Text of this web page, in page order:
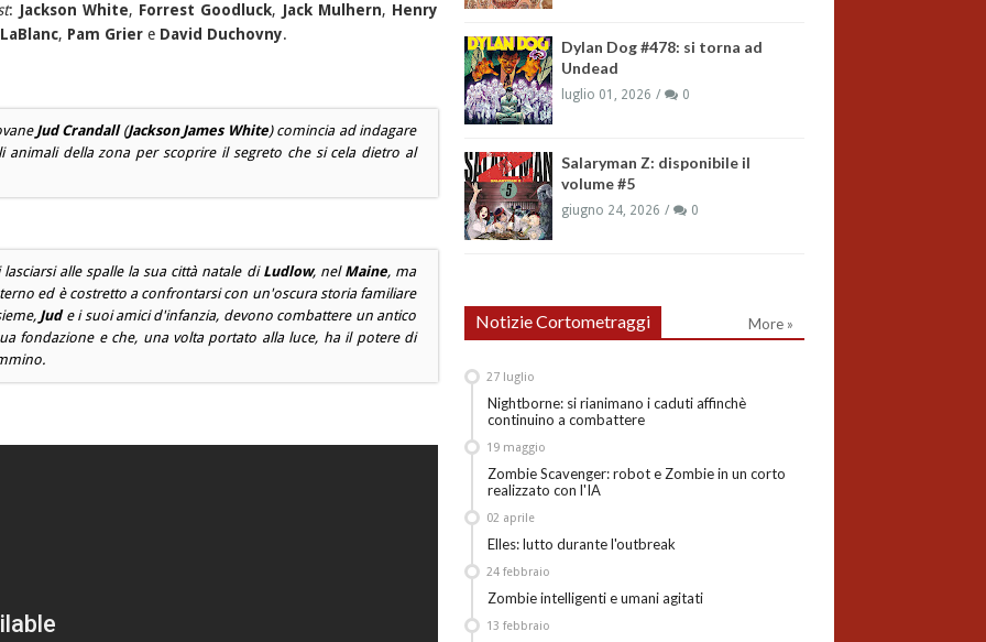
: Jackson White, Forrest Goodluck, Jack Mulhern, Henry
, Pam Griere David Duchovny.
Jud Crandall(Jackson James White) comincia ad indagare
della zona per scoprire il segreto che si cela dietro al
alle spalle la sua città natale di Ludlow, nel Maine, ma
ed è costretto a confrontarsi con un'oscura storia familiare
Jude i suoi amici d'infanzia, devono combattere un antico
fondazione e che, una volta portato alla luce, ha il potere di
Dylan Dog #478: si torna ad
Undead
luglio 01, 2026 0
Salaryman Z: disponibile il
volume #5
giugno 24, 2026 0
Notizie Cortometraggi More »
Nightborne: si rianimano i caduti affinchè
continuino a combattere
27 luglio
Zombie Scavenger: robot e Zombie in un corto
realizzato con l'IA
19 maggio
Elles: lutto durante l'outbreak
02 aprile
Zombie intelligenti e umani agitati
24 febbraio
13 febbraio